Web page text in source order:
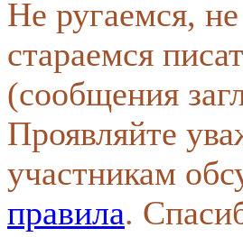
Не ругаемся,
стараемся
(сообщения
Проявляйте
участникам
правила.